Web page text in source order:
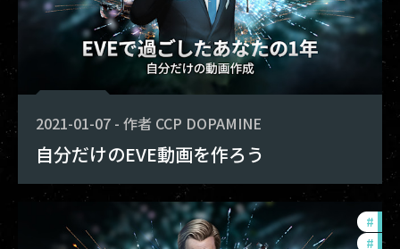
2021-01-07 - 作者 CCP DOPAMINE
自分だけのEVE動画を作ろう
#
#